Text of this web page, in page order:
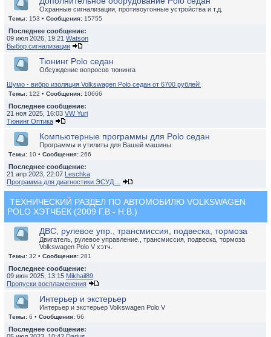
Охранные сигнализации, противоугонные устройства и т.д.
Темы: 153 • Сообщения: 15755
Последнее сообщение:
09 июл 2026, 19:21 Watson
Выбор сигнализации
Тюнинг Polo седан
Обсуждение вопросов тюнинга
Шумо - вибро изоляция Volkswagen Polo седан от 6700 рублей!
Темы: 122 • Сообщения: 10666
Последнее сообщение:
21 ноя 2025, 16:03 VW Yuri
Тюнинг Оптика
Компьютерные программы для Polo седан
Программы и утилиты для Вашей машины.
Темы: 10 • Сообщения: 266
Последнее сообщение:
21 апр 2023, 22:07 Leschka
Программа для диагностики ЭСУД…
ТЕХНИЧЕСКИЙ РАЗДЕЛ ПО АВТОМОБИЛЮ VOLKSWAGEN
POLO ХЭТЧБЕК (2009 Г.В - Н.В.)
ДВС, рулевое упр., трансмиссия, подвеска, тормоза
Двигатель, рулевое управление., трансмиссия, подвеска, тормоза
Volkswagen Polo V хэтч.
Темы: 32 • Сообщения: 281
Последнее сообщение:
09 июн 2025, 13:15 Mikhail89
Пропуски воспламенения
Интерьер и экстерьер
Интерьер и экстерьер Volkswagen Polo V
Темы: 6 • Сообщения: 66
Последнее сообщение: